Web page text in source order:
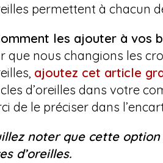
permettent à chacun
les ajouter à vos
que nous changions les
ajoutez cet article
d’oreilles dans votre
de le préciser dans
noter que cette
d’oreilles.